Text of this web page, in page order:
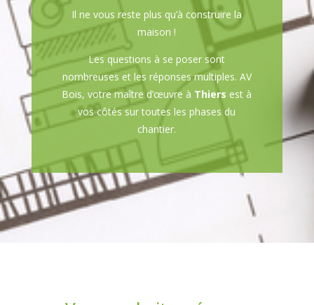
Il ne vous reste plus qu’à construire la
maison !
Les questions à se poser sont
nombreuses et les réponses multiples. AV
Bois, votre maître d’œuvre à Thiers est à
vos côtés sur toutes les phases du
chantier.